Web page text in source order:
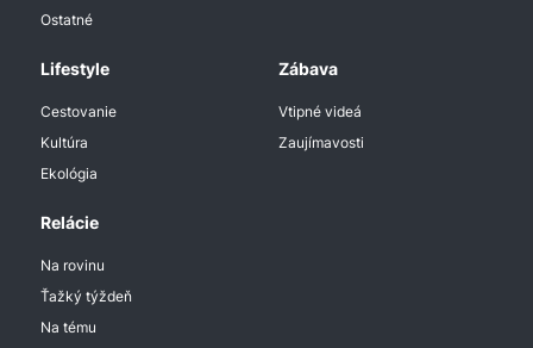
Ostatné
Lifestyle
Cestovanie
Kultúra
Ekológia
Zábava
Vtipné videá
Zaujímavosti
Relácie
Na rovinu
Ťažký týždeň
Na tému